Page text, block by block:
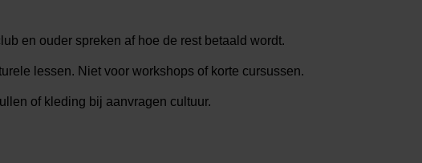
en ouder spreken af hoe de rest betaald wordt.
lessen. Niet voor workshops of korte cursussen.
of kleding bij aanvragen cultuur.